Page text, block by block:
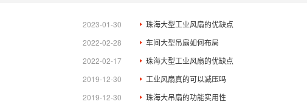
2023-01-30
珠海大型工业风扇的优缺点
2022-02-28
车间大型吊扇如何布局
2022-02-17
珠海大型工业风扇的优缺点
2019-12-30
工业风扇真的可以减压吗
2019-12-30
珠海大吊扇的功能实用性